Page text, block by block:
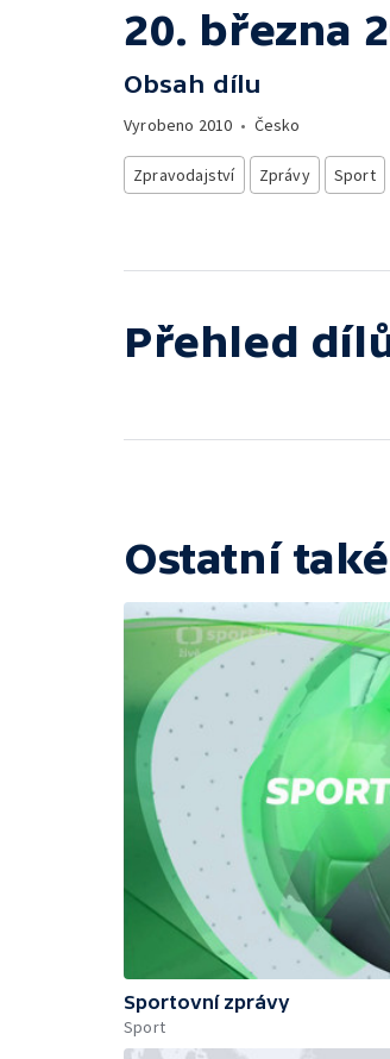
20. března
Obsah dílu
Vyrobeno 2010 • Česko
Zpravodajství Zprávy Sport
Přehled
Ostatní
Sportovní zprávy
Sport